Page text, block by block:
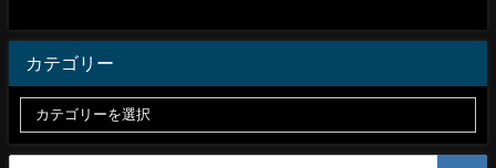
カテゴリー